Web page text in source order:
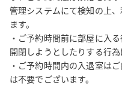
合わせください。
https://help.spacee.jp/hc/
・予約変更については、ご予
約時間が元より短くなる場
る場合は、お受けいたしかね
管理システムにて検知の上
ます。
・ご予約時間前に部屋に入
開閉しようとしたりする行為
・ご予約時間内の入退室は
は不要でございます。